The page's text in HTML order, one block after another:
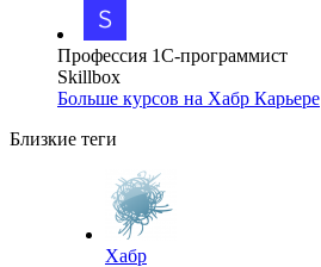
Профессия 1С-программист
Skillbox
Больше курсов на Хабр Карьере
Близкие теги
Хабр